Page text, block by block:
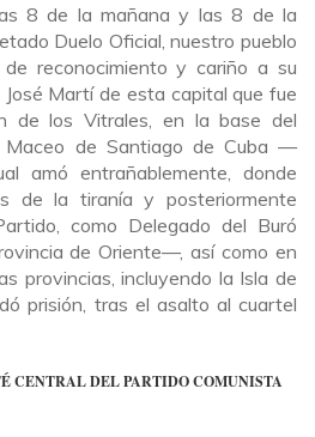
8 de la mañana y las 8 de la
Duelo Oficial, nuestro pueblo
reconocimiento y cariño a su
Martí de esta capital que fue
de los Vitrales, en la base del
Maceo de Santiago de Cuba —
amó entrañablemente, donde
de la tiranía y posteriormente
como Delegado del Buró
de Oriente—, así como en
provincias, incluyendo la Isla de
prisión, tras el asalto al cuartel
CENTRAL DEL PARTIDO COMUNISTA